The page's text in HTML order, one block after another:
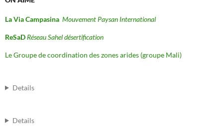
La Via Campasina Mouvement Paysan International
ReSaD Réseau Sahel désertification
Le Groupe de coordination des zones arides (groupe Mali)
Details
Details